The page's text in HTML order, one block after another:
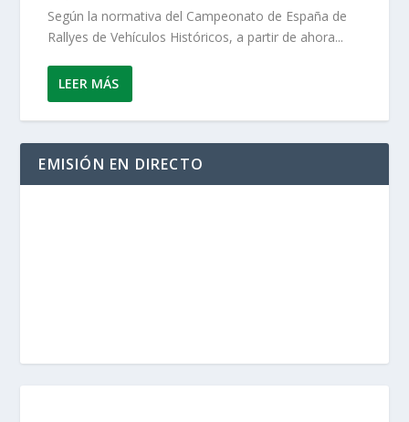
Según la normativa del Campeonato de España de
Rallyes de Vehículos Históricos, a partir de ahora...
LEER MÁS
EMISIÓN EN DIRECTO